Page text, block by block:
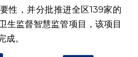
性，并分批推进全区139家的
生监督智慧监管项目，该项目
成。